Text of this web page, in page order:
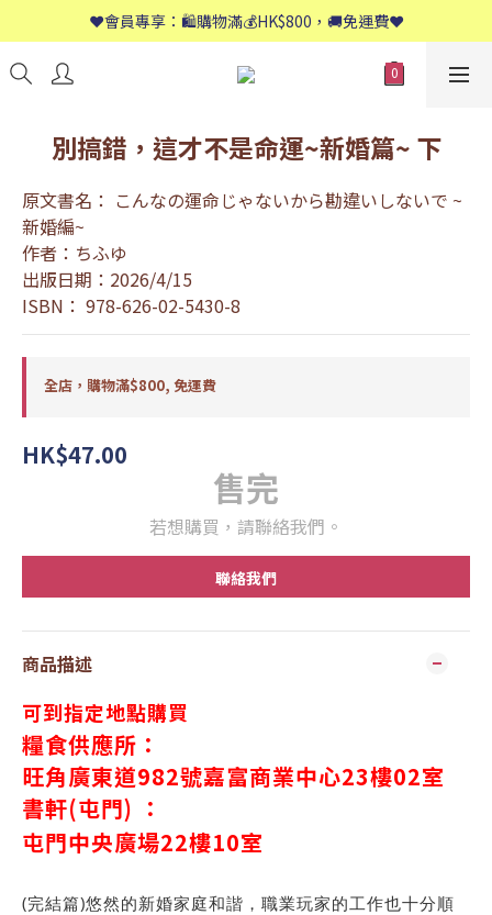
📱歡迎WhatsApp查詢：9558 8661
❤️會員專享：🛍購物滿💰HK$800，🚚免運費❤️
📱歡迎WhatsApp查詢：9558 8661
別搞錯，這才不是命運~新婚篇~ 下
原文書名： こんなの運命じゃないから勘違いしないで ~
新婚編~
作者：ちふゆ
出版日期：2026/4/15
ISBN： 978-626-02-5430-8
全店，購物滿$800, 免運費
HK$47.00
售完
若想購買，請聯絡我們。
聯絡我們
商品描述
可到指定地點購買
糧食供應所：
旺角廣東道982號嘉富商業中心23樓02室
書軒(屯門) ：
屯門中央廣場22樓10室
(完結篇)悠然的新婚家庭和諧，職業玩家的工作也十分順